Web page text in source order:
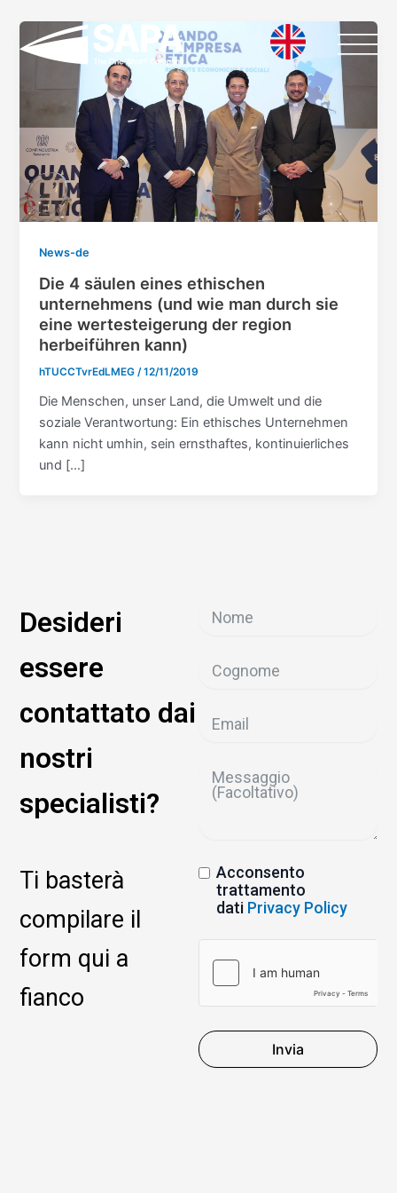
contenuto
News-de
Die 4 säulen eines ethischen
unternehmens (und wie man durch sie
eine wertesteigerung der region
herbeiführen kann)
hTUCCTvrEdLMEG/12/11/2019
Die Menschen, unser Land, die Umwelt und die
soziale Verantwortung: Ein ethisches Unternehmen
kann nicht umhin, sein ernsthaftes, kontinuierliches
und […]
Desideri
essere
contattato dai
nostri
specialisti?
Ti basterà
compilare il
form qui a
fianco
Acconsento
trattamento
dati Privacy Policy
Invia